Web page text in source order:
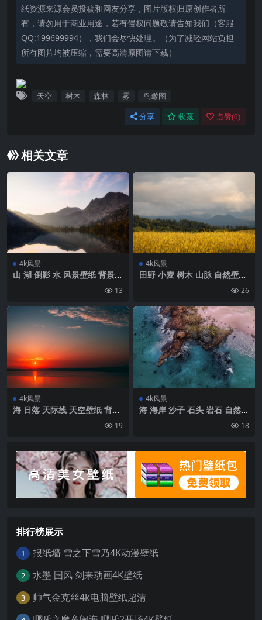
纸资源来源会员投稿和网友分享，图片版权归原创作者所
有，请勿用于商业用途，若有侵权问题敬请告知我们（客服
QQ:199699994），我们会尽快处理。（为了减轻网站负担
所有图片均被压缩，需要高清原图请下载）
天空 树木 森林 雾 鸟瞰图
分享 收藏 点赞(0)
相关文章
4k风景
山 湖 倒影 水 风景壁纸 背景4
13
4k风景
田野 小麦 树木 山脉 自然壁纸
26
4k风景
海 日落 天际线 天空壁纸 背景
19
4k风景
海 海岸 沙子 石头 岩石 自然壁
18
排行榜展示
1 报纸墙 雪之下雪乃4K动漫壁纸
2 水墨 国风 剑来动画4K壁纸
3 帅气金克丝4k电脑壁纸超清